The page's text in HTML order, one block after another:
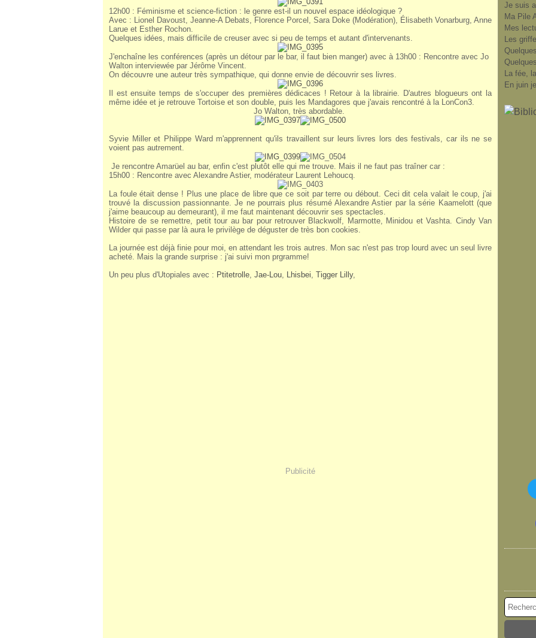
12h00 : Féminisme et science-fiction : le genre est-il un nouvel espace idéologique ?
Avec : Lionel Davoust, Jeanne-A Debats, Florence Porcel, Sara Doke (Modération), Élisabeth Vonarburg, Anne
Larue et Esther Rochon.
Quelques idées, mais difficile de creuser avec si peu de temps et autant d'intervenants.
J'enchaîne les conférences (après un détour par le bar, il faut bien manger) avec à 13h00 : Rencontre avec Jo
Walton interviewée par Jérôme Vincent.
On découvre une auteur très sympathique, qui donne envie de découvrir ses livres.
Il est ensuite temps de s'occuper des premières dédicaces ! Retour à la librairie. D'autres blogueurs ont la
même idée et je retrouve Tortoise et son double, puis les Mandagores que j'avais rencontré à la LonCon3.
Jo Walton, très abordable.
Syvie Miller et Philippe Ward m'apprennent qu'ils travaillent sur leurs livres lors des festivals, car ils ne se
voient pas autrement.
Je rencontre Amarüel au bar, enfin c'est plutôt elle qui me trouve. Mais il ne faut pas traîner car :
15h00 : Rencontre avec Alexandre Astier, modérateur Laurent Lehoucq.
La foule était dense ! Plus une place de libre que ce soit par terre ou débout. Ceci dit cela valait le coup, j'ai
trouvé la discussion passionnante. Je ne pourrais plus résumé Alexandre Astier par la série Kaamelott (que
j'aime beaucoup au demeurant), il me faut maintenant découvrir ses spectacles.
Histoire de se remettre, petit tour au bar pour retrouver Blackwolf, Marmotte, Minidou et Vashta. Cindy Van
Wilder qui passe par là aura le privilège de déguster de très bon cookies.
La journée est déjà finie pour moi, en attendant les trois autres. Mon sac n'est pas trop lourd avec un seul livre
acheté. Mais la grande surprise : j'ai suivi mon prgramme!
Un peu plus d'Utopiales avec : Ptitetrolle, Jae-Lou, Lhisbei, Tigger Lilly,
Publicité
Je suis
Ma Pile
Mes
Les
La fée,
En juin